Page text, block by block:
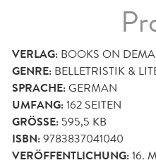
VERLAG: BOOKS ON
GENRE: BELLETRISTIK &
SPRACHE:GERMAN
UMFANG:162 SEITEN
GRÖSSE: 595,5 KB
ISBN:9783837041040
VERÖFFENTLICHUNG:16.